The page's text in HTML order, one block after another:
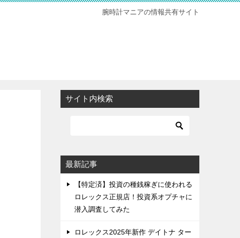
腕時計マニアの情報共有サイト
サイト内検索
最新記事
【特定済】投資の種銭稼ぎに使われる
ロレックス正規店！投資系オプチャに
潜入調査してみた
ロレックス2025年新作 デイトナ ター